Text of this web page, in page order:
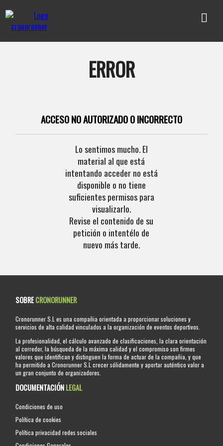
ERROR
ACCESO NO AUTORIZADO O INCORRECTO
Lo sentimos mucho. El
material al que está
intentando acceder no está
disponible o no tiene
suficientes permisos para
visualizarlo.
Revise el contenido de su
petición o intentélo de
nuevo más tarde.
SOBRECRONORUNNER
Cronorunner S.L es una compañia orientada a proporcionar soluciones y
servicios de alta calidad vinculados a la organización de eventos deportivos.
La profesionalidad, el cálculo avanzado de clasificaciones, la clara orientación
al corredor, la búsqueda de la máxima calidad y el compromiso son firmes
valores que identifican y distinguen la forma de actuar de la compañia, y que
ha permitido a Cronorunner S.L crecer sólidamente y aportar auténtico valor a
un gran conjunto de organizadores.
DOCUMENTACIÓNLEGAL
Condiciones de uso
Política de cookies
Política privacidad redes sociales